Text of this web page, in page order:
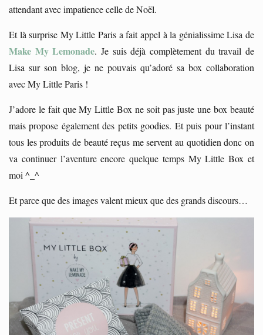
attendant avec impatience celle de Noël.
Et là surprise My Little Paris a fait appel à la génialissime Lisa de
Make My Lemonade. Je suis déjà complètement du travail de
Lisa sur son blog, je ne pouvais qu’adoré sa box collaboration
avec My Little Paris !
J’adore le fait que My Little Box ne soit pas juste une box beauté
mais propose également des petits goodies. Et puis pour l’instant
tous les produits de beauté reçus me servent au quotidien donc on
va continuer l’aventure encore quelque temps My Little Box et
moi ^_^
Et parce que des images valent mieux que des grands discours…